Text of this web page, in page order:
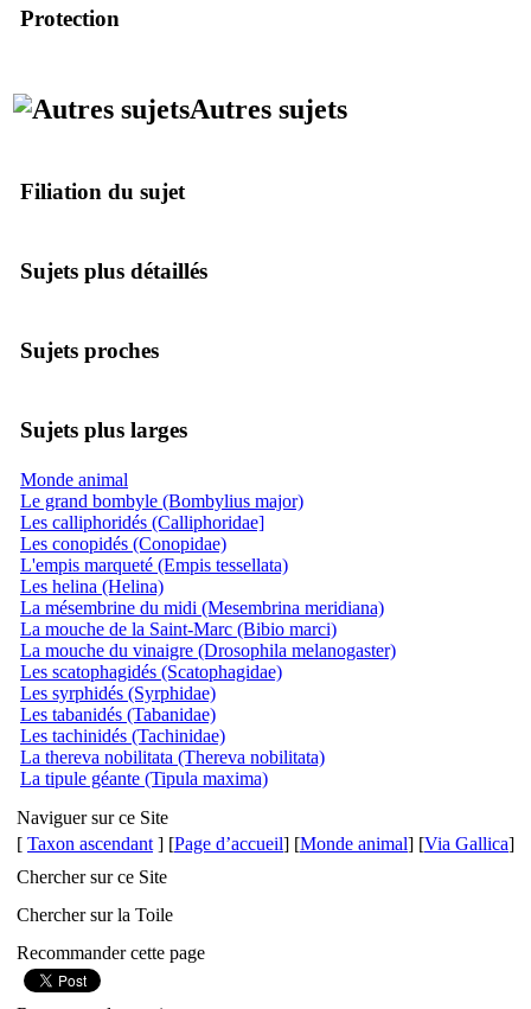
Protection
Autres sujets
Filiation du sujet
Sujets plus détaillés
Sujets proches
Sujets plus larges
Monde animal
Le grand bombyle (Bombylius major)
Les calliphoridés (Calliphoridae]
Les conopidés (Conopidae)
L'empis marqueté (Empis tessellata)
Les helina (Helina)
La mésembrine du midi (Mesembrina meridiana)
La mouche de la Saint-Marc (Bibio marci)
La mouche du vinaigre (Drosophila melanogaster)
Les scatophagidés (Scatophagidae)
Les syrphidés (Syrphidae)
Les tabanidés (Tabanidae)
Les tachinidés (Tachinidae)
La thereva nobilitata (Thereva nobilitata)
La tipule géante (Tipula maxima)
Naviguer sur ce Site
[ Taxon ascendant ] [Page d’accueil] [Monde animal] [Via Gallica]
Chercher sur ce Site
Chercher sur la Toile
Recommander cette page